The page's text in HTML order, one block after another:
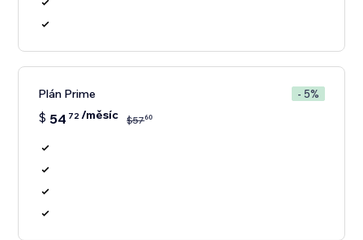
Plán Prime - 5%
$ 54 72/měsíc $5760